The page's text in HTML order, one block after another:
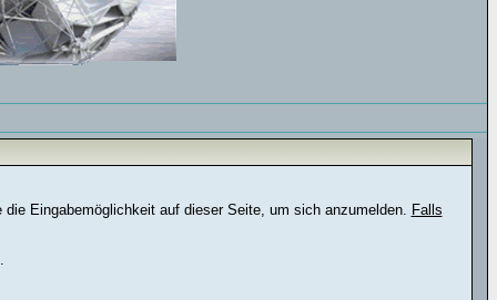
Eingabemöglichkeit auf dieser Seite, um sich anzumelden. Falls